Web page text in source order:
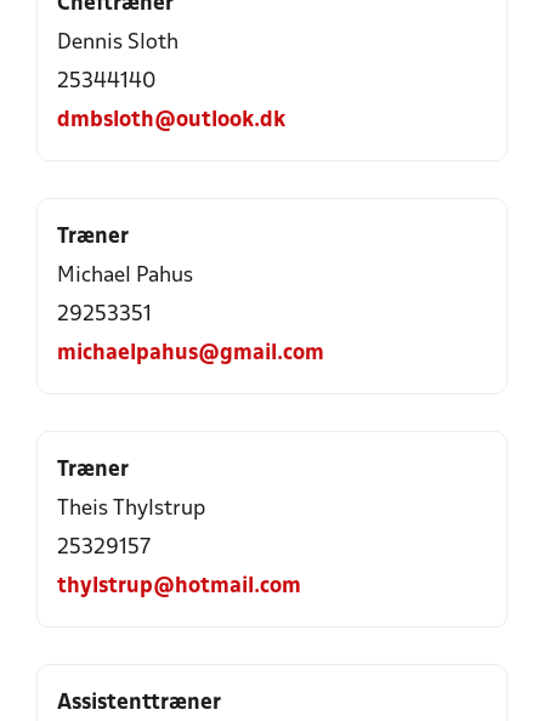
Cheftræner
Dennis Sloth
25344140
dmbsloth@outlook.dk
Træner
Michael Pahus
29253351
michaelpahus@gmail.com
Træner
Theis Thylstrup
25329157
thylstrup@hotmail.com
Assistenttræner